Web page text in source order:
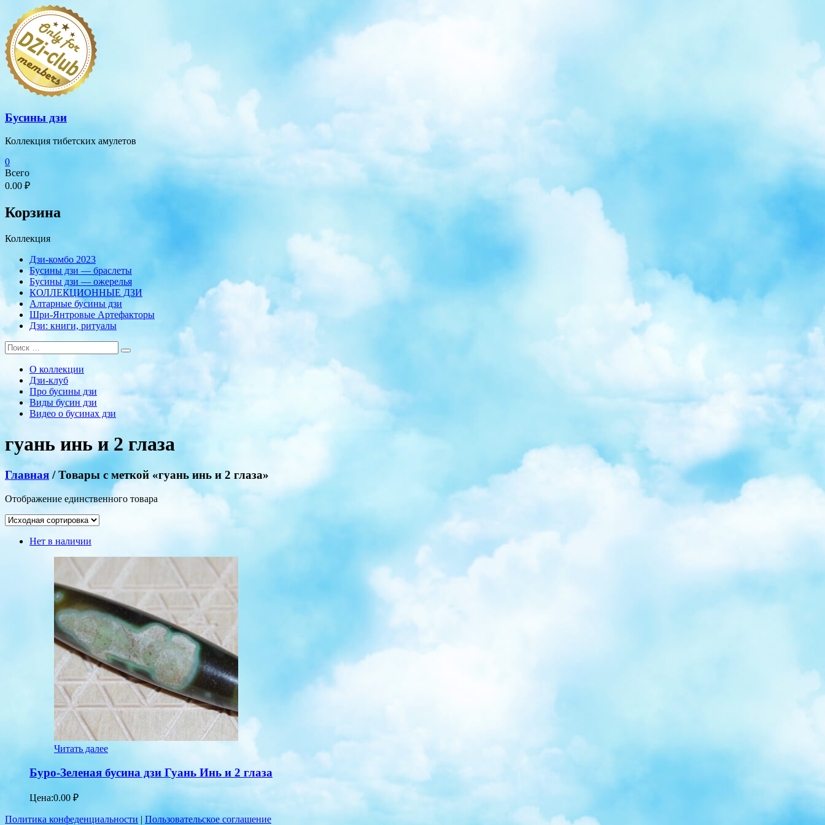
Перейти
содержимому
Бусины дзи
Коллекция тибетских амулетов
0
Всего
0.00 ₽
Корзина
Коллекция
Дзи-комбо 2023
Бусины дзи — браслеты
Бусины дзи — ожерелья
КОЛЛЕКЦИОННЫЕ ДЗИ
Алтарные бусины дзи
Шри-Янтровые Артефакторы
Дзи: книги, ритуалы
О коллекции
Дзи-клуб
Про бусины дзи
Виды бусин дзи
Видео о бусинах дзи
гуань инь и 2 глаза
Главная / Товары с меткой «гуань инь и 2 глаза»
Отображение единственного товара
Нет в наличии
Читать далее
Буро-Зеленая бусина дзи Гуань Инь и 2 глаза
Цена:0.00 ₽
Политика конфеденциальности | Пользовательское соглашение